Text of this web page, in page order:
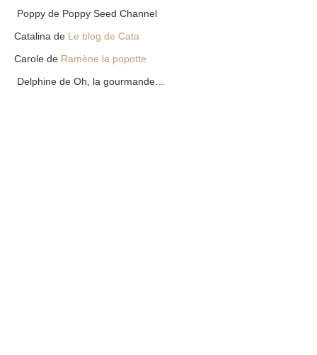
Poppy de Poppy Seed Channel
Catalina de Le blog de Cata
Carole de Ramène la popotte
Delphine de Oh, la gourmande…